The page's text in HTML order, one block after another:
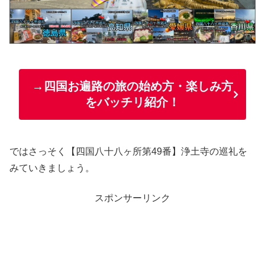
→四国お遍路の旅の始め方・楽しみ方
をバッチリ紹介！
ではさっそく【四国八十八ヶ所第49番】浄土寺の巡礼を
みていきましょう。
スポンサーリンク